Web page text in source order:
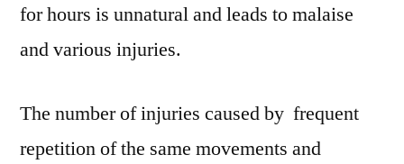
for hours is unnatural and leads to malaise
and various injuries.
The number of injuries caused by frequent
repetition of the same movements and